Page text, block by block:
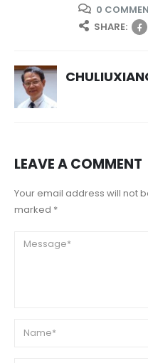
0
SHARE:
LEAVE A COMMENT
Your email address will not
marked *